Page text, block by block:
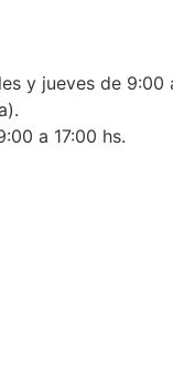
y jueves de 9:00
a 17:00 hs.